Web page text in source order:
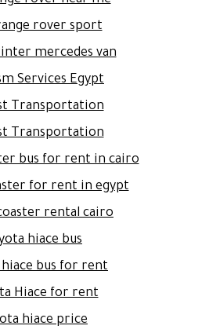
rover sport
mercedes van
Services Egypt
Transportation
Transportation
bus for rent in cairo
for rent in egypt
rental cairo
hiace bus
bus for rent
Hiace for rent
hiace price